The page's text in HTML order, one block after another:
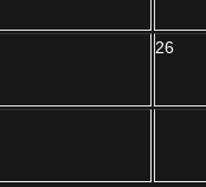
26